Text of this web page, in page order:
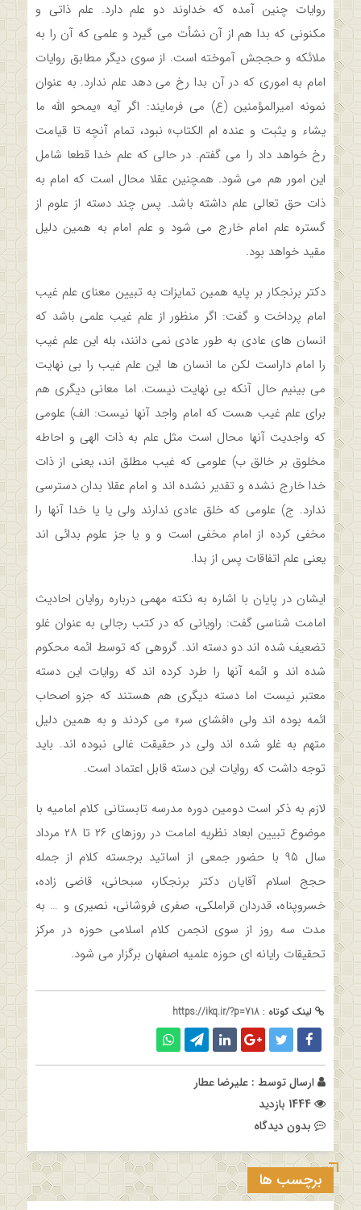
روایات چنین آمده که خداوند دو علم دارد. علم ذاتی و
مکنونی که بدا هم از آن نشأت می گیرد و علمی که آن را به
ملائکه و حججش آموخته است. از سوی دیگر مطابق روایات
امام به اموری که در آن بدا رخ می دهد علم ندارد. به عنوان
نمونه امیرالمؤمنین (ع) می فرمایند: اگر آیه «یمحو الله ما
یشاء و یثبت و عنده ام الکتاب» نبود، تمام آنچه تا قیامت
رخ خواهد داد را می گفتم. در حالی که علم خدا قطعا شامل
این امور هم می شود. همچنین عقلا محال است که امام به
ذات حق تعالی علم داشته باشد. پس چند دسته از علوم از
گستره علم امام خارج می شود و علم امام به همین دلیل
مقید خواهد بود.
دکتر برنجکار بر پایه همین تمایزات به تبیین معنای علم غیب
امام پرداخت و گفت: اگر منظور از علم غیب علمی باشد که
انسان های عادی به طور عادی نمی دانند، بله این علم غیب
را امام داراست لکن ما انسان ها این علم غیب را بی نهایت
می بینیم حال آنکه بی نهایت نیست. اما معانی دیگری هم
برای علم غیب هست که امام واجد آنها نیست: الف) علومی
که واجدیت آنها محال است مثل علم به ذات الهی و احاطه
مخلوق بر خالق ب) علومی که غیب مطلق اند، یعنی از ذات
خدا خارج نشده و تقدیر نشده اند و امام عقلا بدان دسترسی
ندارد. ج) علومی که خلق عادی ندارند ولی یا یا خدا آنها را
مخفی کرده از امام مخفی است و و یا جز علوم بدائی اند
یعنی علم اتفاقات پس از بدا.
ایشان در پایان با اشاره به نکته مهمی درباره روایان احادیث
امامت شناسی گفت: راویانی که در کتب رجالی به عنوان غلو
تضعیف شده اند دو دسته اند. گروهی که توسط ائمه محکوم
شده اند و ائمه آنها را طرد کرده اند که روایات این دسته
معتبر نیست اما دسته دیگری هم هستند که جزو اصحاب
ائمه بوده اند ولی «افشای سر» می کردند و به همین دلیل
متهم به غلو شده اند ولی در حقیقت غالی نبوده اند. باید
توجه داشت که روایات این دسته قابل اعتماد است.
لازم به ذکر است دومین دوره مدرسه تابستانی کلام امامیه با
موضوع تبیین ابعاد نظریه امامت در روزهای ۲۶ تا ۲۸ مرداد
سال ۹۵ با حضور جمعی از اساتید برجسته کلام از جمله
حجج اسلام آقایان دکتر برنجکار، سبحانی، قاضی زاده،
خسروپناه، قدردان قراملکی، صفری فروشانی، نصیری و … به
مدت سه روز از سوی انجمن کلام اسلامی حوزه در مرکز
تحقیقات رایانه ای حوزه علمیه اصفهان برگزار می شود.
لینک کوتاه : https://ikq.ir/?p=718
ارسال توسط : علیرضا عطار
بدون دیدگاه
برچسب ها